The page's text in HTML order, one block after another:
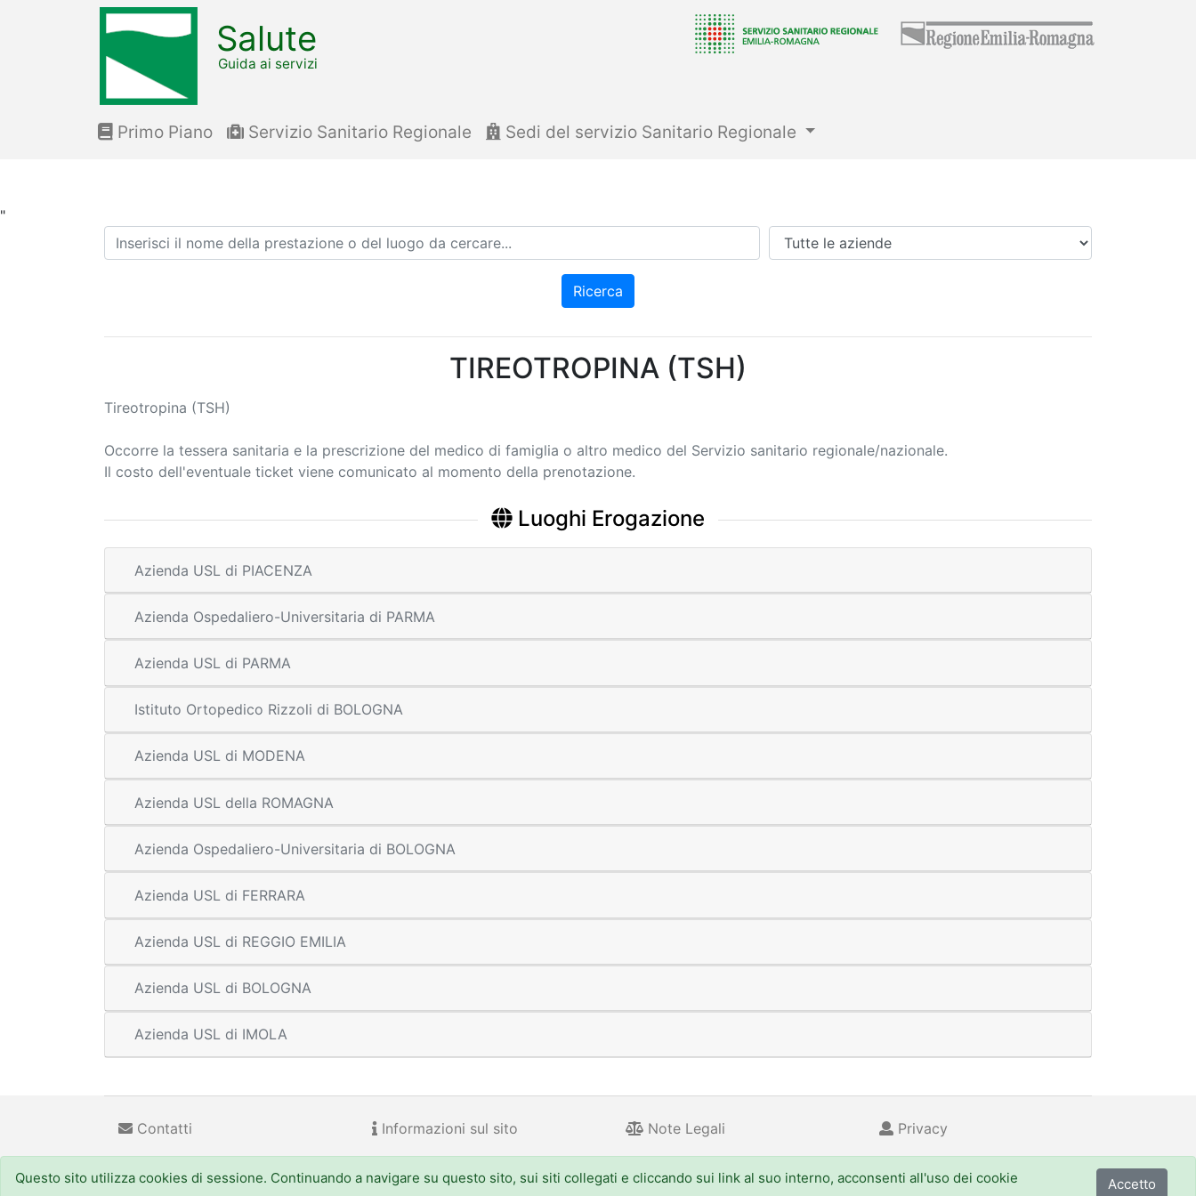
"
Salute
Guida ai servizi
Primo Piano Servizio Sanitario Regionale Sedi del servizio Sanitario Regionale
Ricerca Azienda
Ricerca
TIREOTROPINA (TSH)
Tireotropina (TSH)
Occorre la tessera sanitaria e la prescrizione del medico di famiglia o altro medico del Servizio sanitario regionale/nazionale.
Il costo dell'eventuale ticket viene comunicato al momento della prenotazione.
Luoghi Erogazione
Azienda USL di PIACENZA
Azienda Ospedaliero-Universitaria di PARMA
Azienda USL di PARMA
Istituto Ortopedico Rizzoli di BOLOGNA
Azienda USL di MODENA
Azienda USL della ROMAGNA
Azienda Ospedaliero-Universitaria di BOLOGNA
Azienda USL di FERRARA
Azienda USL di REGGIO EMILIA
Azienda USL di BOLOGNA
Azienda USL di IMOLA
Contatti Informazioni sul sito Note Legali Privacy
Regione Emilia-Romagna(CF 800.625.903.79) - Viale Aldo Moro 52, 40127 Bologna - Centralino: 051.5271
Questo sito utilizza cookies di sessione. Continuando a navigare su questo sito, sui siti collegati e cliccando sui link al suo interno, acconsenti all'uso dei cookie Accetto